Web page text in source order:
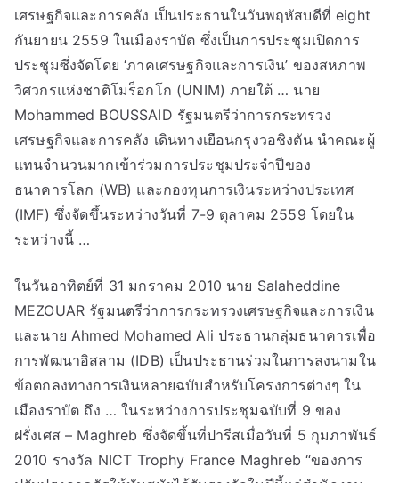
เศรษฐกิจและการคลัง เป็นประธานในวันพฤหัสบดีที่ eight
กันยายน 2559 ในเมืองราบัต ซึ่งเป็นการประชุมเปิดการ
ประชุมซึ่งจัดโดย ‘ภาคเศรษฐกิจและการเงิน’ ของสหภาพ
วิศวกรแห่งชาติโมร็อกโก (UNIM) ภายใต้ … นาย
Mohammed BOUSSAID รัฐมนตรีว่าการกระทรวง
เศรษฐกิจและการคลัง เดินทางเยือนกรุงวอชิงตัน นำคณะผู้
แทนจำนวนมากเข้าร่วมการประชุมประจำปีของ
ธนาคารโลก (WB) และกองทุนการเงินระหว่างประเทศ
(IMF) ซึ่งจัดขึ้นระหว่างวันที่ 7-9 ตุลาคม 2559 โดยใน
ระหว่างนี้ …
ในวันอาทิตย์ที่ 31 มกราคม 2010 นาย Salaheddine
MEZOUAR รัฐมนตรีว่าการกระทรวงเศรษฐกิจและการเงิน
และนาย Ahmed Mohamed Ali ประธานกลุ่มธนาคารเพื่อ
การพัฒนาอิสลาม (IDB) เป็นประธานร่วมในการลงนามใน
ข้อตกลงทางการเงินหลายฉบับสำหรับโครงการต่างๆ ใน
เมืองราบัต ถึง … ในระหว่างการประชุมฉบับที่ 9 ของ
ฝรั่งเศส – Maghreb ซึ่งจัดขึ้นที่ปารีสเมื่อวันที่ 5 กุมภาพันธ์
2010 รางวัล NICT Trophy France Maghreb “ของการ